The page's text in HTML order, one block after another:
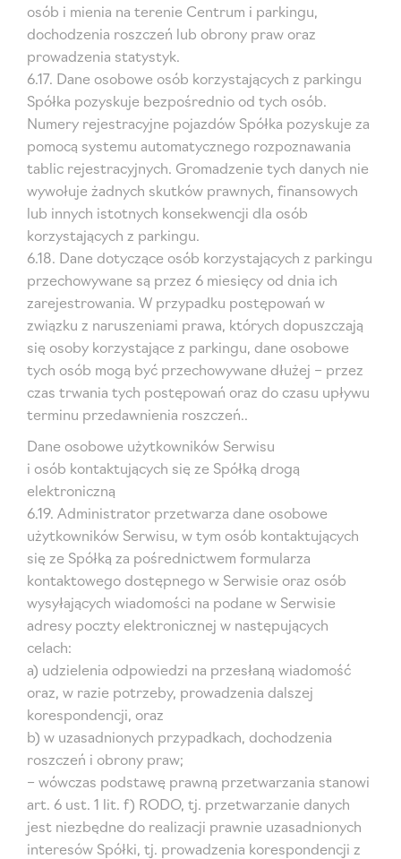
osób i mienia na terenie Centrum i parkingu,
dochodzenia roszczeń lub obrony praw oraz
prowadzenia statystyk.
6.17. Dane osobowe osób korzystających z parkingu
Spółka pozyskuje bezpośrednio od tych osób.
Numery rejestracyjne pojazdów Spółka pozyskuje za
pomocą systemu automatycznego rozpoznawania
tablic rejestracyjnych. Gromadzenie tych danych nie
wywołuje żadnych skutków prawnych, finansowych
lub innych istotnych konsekwencji dla osób
korzystających z parkingu.
6.18. Dane dotyczące osób korzystających z parkingu
przechowywane są przez 6 miesięcy od dnia ich
zarejestrowania. W przypadku postępowań w
związku z naruszeniami prawa, których dopuszczają
się osoby korzystające z parkingu, dane osobowe
tych osób mogą być przechowywane dłużej – przez
czas trwania tych postępowań oraz do czasu upływu
terminu przedawnienia roszczeń..
Dane osobowe użytkowników Serwisu
i osób kontaktujących się ze Spółką drogą
elektroniczną
6.19. Administrator przetwarza dane osobowe
użytkowników Serwisu, w tym osób kontaktujących
się ze Spółką za pośrednictwem formularza
kontaktowego dostępnego w Serwisie oraz osób
wysyłających wiadomości na podane w Serwisie
adresy poczty elektronicznej w następujących
celach:
a) udzielenia odpowiedzi na przesłaną wiadomość
oraz, w razie potrzeby, prowadzenia dalszej
korespondencji, oraz
b) w uzasadnionych przypadkach, dochodzenia
roszczeń i obrony praw;
– wówczas podstawę prawną przetwarzania stanowi
art. 6 ust. 1 lit. f) RODO, tj. przetwarzanie danych
jest niezbędne do realizacji prawnie uzasadnionych
interesów Spółki, tj. prowadzenia korespondencji z